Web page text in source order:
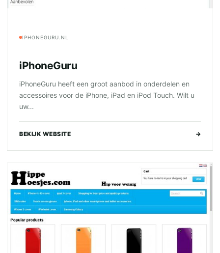
IPHONEGURU.NL
iPhoneGuru
iPhoneGuru heeft een groot aanbod in onderdelen en
accessoires voor de iPhone, iPad en iPod Touch. Wilt u
uw...
BEKIJK WEBSITE →